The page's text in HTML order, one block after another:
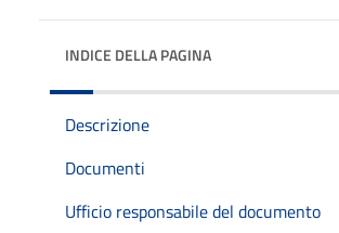
INDICE DELLA PAGINA
Descrizione
Documenti
Ufficio responsabile del documento